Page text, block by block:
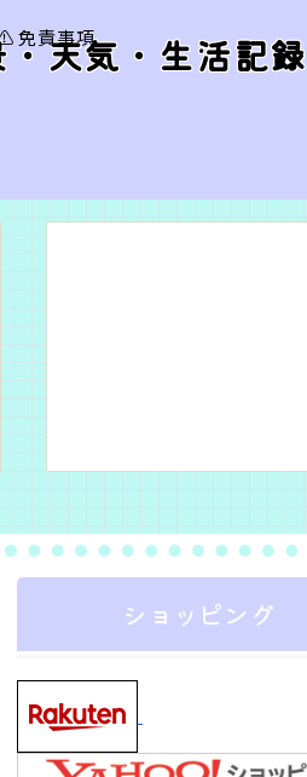
天気・生活記録
免責事項
ショッピング